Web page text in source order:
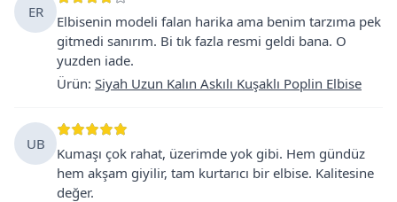
ER
Elbisenin modeli falan harika ama benim tarzıma pek
gitmedi sanırım. Bi tık fazla resmi geldi bana. O
yuzden iade.
Ürün: Siyah Uzun Kalın Askılı Kuşaklı Poplin Elbise
UB
Kumaşı çok rahat, üzerimde yok gibi. Hem gündüz
hem akşam giyilir, tam kurtarıcı bir elbise. Kalitesine
değer.